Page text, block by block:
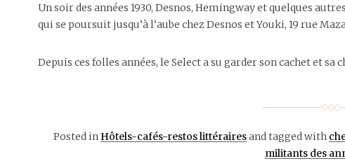
Un soir des années 1930, Desnos, Hemingway et quelques
qui se poursuit jusqu’à l’aube chez Desnos et Youki, 19 rue
Depuis ces folles années, le Select a su garder son cachet et sa
Posted in Hôtels-cafés-restos littérairesand tagged with
militants des